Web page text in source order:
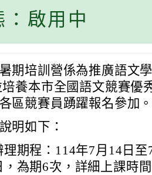
：啟用中
期培訓營係為推廣語文
培養本市全國語文競賽優
區競賽員踴躍報名參加
明如下：
理期程：114年7月14日
，為期6次，詳細上課時